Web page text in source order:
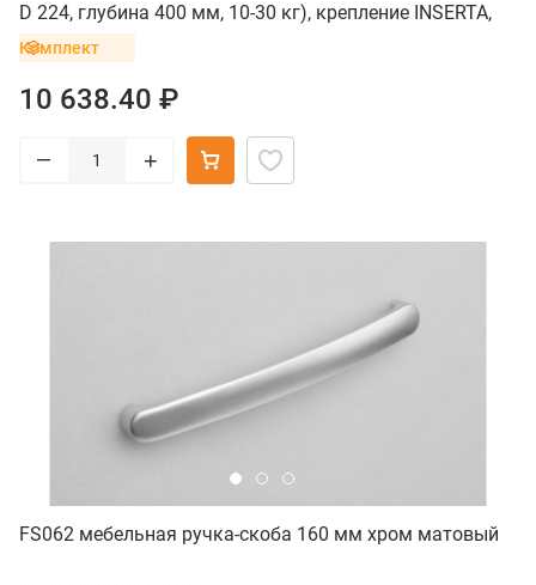
D 224, глубина 400 мм, 10-30 кг), крепление INSERTA,
серый
Комплект
10 638.40 ₽
– +
FS062 мебельная ручка-скоба 160 мм хром матовый